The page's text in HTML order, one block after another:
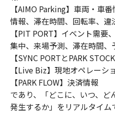
【AIMO Parking】車両・車
情報、滞在時間、回転率、違
【PIT PORT】イベント需要
集中、来場予測、滞在時間、
【SYNC PORTとPARK
【Live Biz】現地オペレーシ
【PARK FLOW】決済情報
であり、「どこに、いつ、ど
発生するか」をリアルタイム